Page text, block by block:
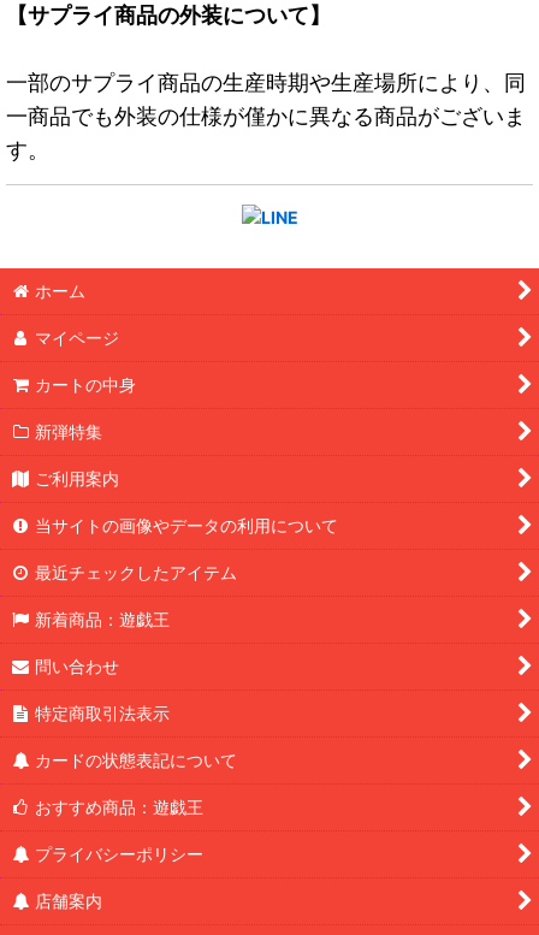
【サプライ商品の外装について】
一部のサプライ商品の生産時期や生産場所により、同
一商品でも外装の仕様が僅かに異なる商品がございま
す。
ホーム
マイページ
カートの中身
新弾特集
ご利用案内
当サイトの画像やデータの利用について
最近チェックしたアイテム
新着商品：遊戯王
問い合わせ
特定商取引法表示
カードの状態表記について
おすすめ商品：遊戯王
プライバシーポリシー
店舗案内